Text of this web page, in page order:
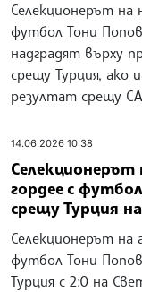
Селекционерът на
футбол Тони
надградят върху
срещу Турция, ако
резултат срещу
14.06.2026 10:38
Селекционерът
гордее с
срещу Турция
Селекционерът на
футбол Тони
Турция с 2:0 на